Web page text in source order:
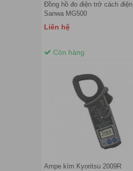
Đồng hồ đo điện trở cách điện
Sanwa MG500
Liên hệ
Còn hàng
Ampe kìm Kyoritsu 2009R